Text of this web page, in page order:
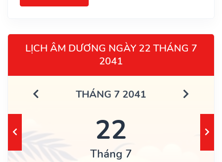
LỊCH ÂM DƯƠNG NGÀY 22 THÁNG 7
2041
THÁNG 7 2041
22
Tháng 7